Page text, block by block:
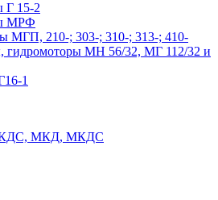
Г 15-2
МРФ
МГП, 210-; 303-; 310-; 313-; 410-
гидромоторы МН 56/32, МГ 112/32 и
1
КДС, МКД, МКДС